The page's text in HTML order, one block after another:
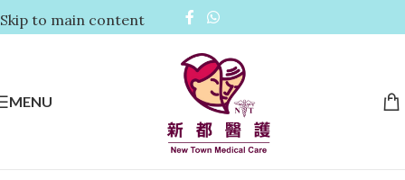
Skip to main content
MENU